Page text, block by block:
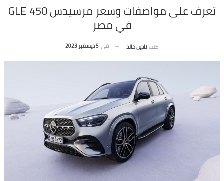
تعرف على مواصفات وسعر مرسيدس GLE 450
في مصر
كتب نادين خالد في 5 ديسمبر 2023